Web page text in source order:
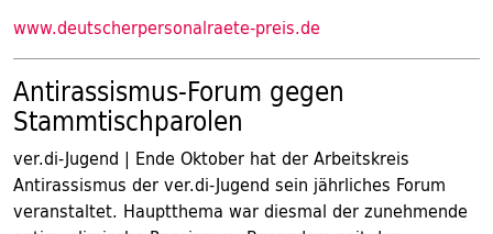
www.deutscherpersonalraete-preis.de
Antirassismus-Forum gegen
Stammtischparolen
ver.di-Jugend | Ende Oktober hat der Arbeitskreis
Antirassismus der ver.di-Jugend sein jährliches Forum
veranstaltet. Hauptthema war diesmal der zunehmende